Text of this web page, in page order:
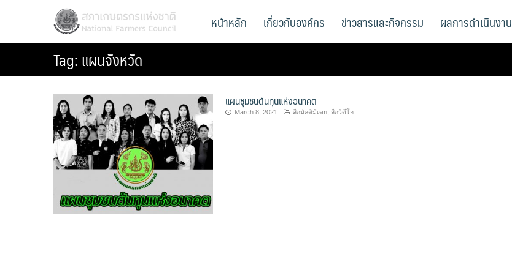
สภาเกษตรกรแห่งชาติ
National Farmers Council หน้าหลัก เกี่ยวกับองค์กร ข่าวสารและกิจกรรม ผลการดำเนินงาน
Tag:แผนจังหวัด
แผนชุมชนต้นทุนแห่งอนาคต
March 8, 2021 สื่อมัลติมีเดย, สื่อวิดีโอ